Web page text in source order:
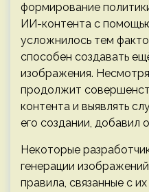
формирование
ИИ-контента с
усложнилось тем
способен создавать
изображения.
продолжит
контента и выявлять
его создании, добавил
Некоторые
генерации
правила, связанные с